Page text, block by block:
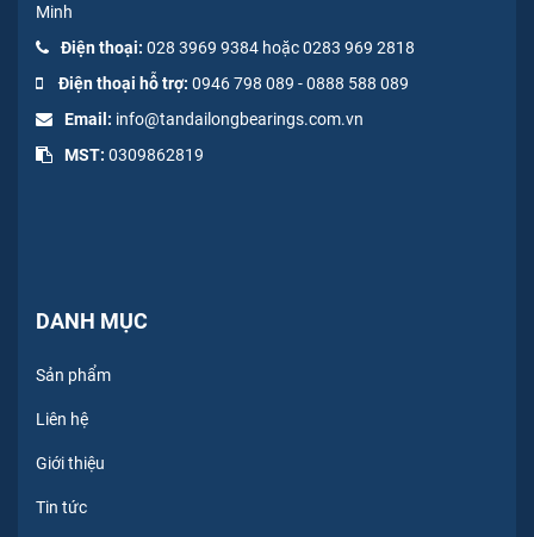
Minh
Điện thoại: 028 3969 9384 hoặc 0283 969 2818
Điện thoại hỗ trợ: 0946 798 089 -0888 588 089
Email: info@tandailongbearings.com.vn
MST: 0309862819
DANH MỤC
Sản phẩm
Liên hệ
Giới thiệu
Tin tức